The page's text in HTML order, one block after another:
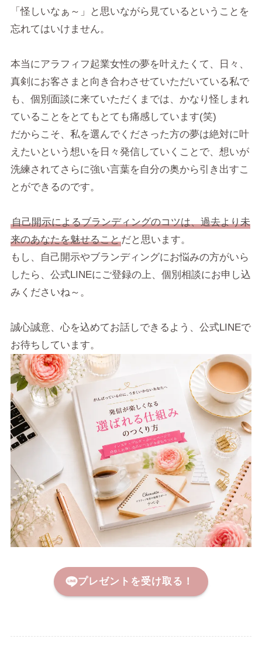
「怪しいなぁ～」と思いながら見ているということを
忘れてはいけません。
本当にアラフィフ起業女性の夢を叶えたくて、日々、
真剣にお客さまと向き合わさせていただいている私で
も、個別面談に来ていただくまでは、かなり怪しまれ
ていることをとてもとても痛感しています(笑)
だからこそ、私を選んでくださった方の夢は絶対に叶
えたいという想いを日々発信していくことで、想いが
洗練されてさらに強い言葉を自分の奥から引き出すこ
とができるのです。
自己開示によるブランディングのコツは、過去より未
来のあなたを魅せることだと思います。
もし、自己開示やブランディングにお悩みの方がいら
したら、公式LINEにご登録の上、個別相談にお申し込
みくださいね～。
誠心誠意、心を込めてお話しできるよう、公式LINEで
お待ちしています。
プレゼントを受け取る！